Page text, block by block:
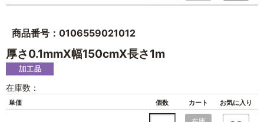
商品番号：0106559021012
厚さ0.1mmX幅150cmX長さ1m
在庫数：
単価 個数 カート お気に入り